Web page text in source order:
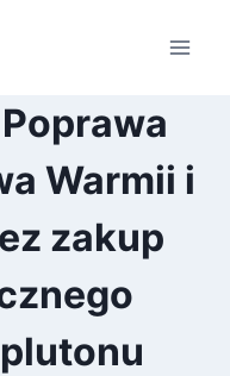
Warmii i
zakup